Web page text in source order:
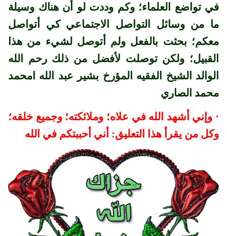
في تواضع العلماء؛ وكم وددت لو أن هناك وسيلة
ما من وسائل التواصل الاجتماعي كي أتواصل
معكم؛ بحثت بالفعل ولم أتوصل لشيء من هذا
القبيل؛ ولكن توصلت لأفضل من ذلك رحم الله
الوالد الشيخ الفقيه المؤرخ بشير عبد الله امحمد
محمد الصاري
· وإني أشهد الله في علاه؛ وملائكته؛ وجميع خلقه؛
وكل من يقرأ هذا التعليق: أني أحببتكم في الله